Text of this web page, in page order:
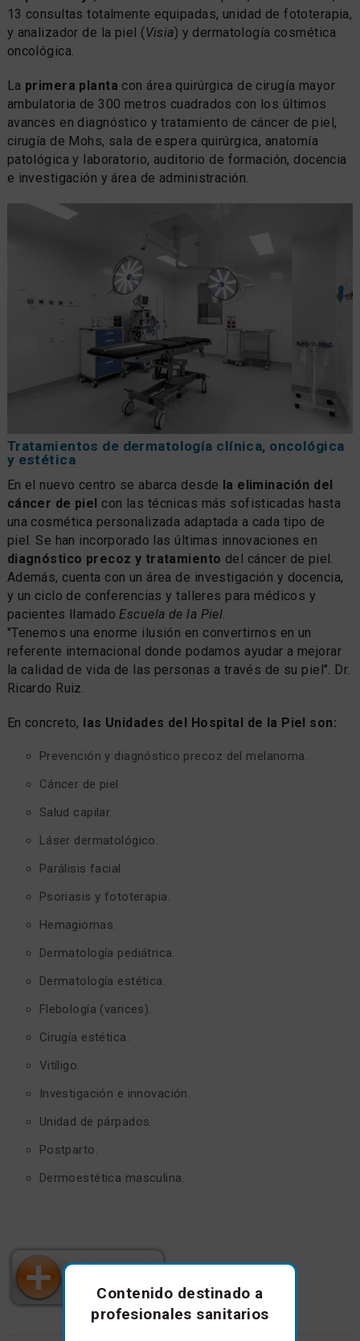
13 consultas totalmente equipadas, unidad de fototerapia,
y analizador de la piel (Visia) y dermatología cosmética
oncológica.
La primera planta con área quirúrgica de cirugía mayor
ambulatoria de 300 metros cuadrados con los últimos
avances en diagnóstico y tratamiento de cáncer de piel,
cirugía de Mohs, sala de espera quirúrgica, anatomía
patológica y laboratorio, auditorio de formación, docencia
e investigación y área de administración.
Tratamientos de dermatología clínica, oncológica
y estética
En el nuevo centro se abarca desde la eliminación del
cáncer de piel con las técnicas más sofisticadas hasta
una cosmética personalizada adaptada a cada tipo de
piel. Se han incorporado las últimas innovaciones en
diagnóstico precoz y tratamiento del cáncer de piel.
Además, cuenta con un área de investigación y docencia,
y un ciclo de conferencias y talleres para médicos y
pacientes llamadoEscuela de la Piel.
"Tenemos una enorme ilusión en convertirnos en un
referente internacional donde podamos ayudar a mejorar
la calidad de vida de las personas a través de su piel". Dr.
Ricardo Ruiz.
En concreto, las Unidades del Hospital de la Piel son:
Prevención y diagnóstico precoz del melanoma.
Cáncer de piel.
Salud capilar.
Láser dermatológico.
Parálisis facial.
Psoriasis y fototerapia.
Hemagiomas.
Dermatología pediátrica.
Dermatología estética.
Flebología (varices).
Cirugía estética.
Vitíligo.
Investigación e innovación.
Unidad de párpados.
Postparto.
Dermoestética masculina.
Contenido destinado a
profesionales sanitarios